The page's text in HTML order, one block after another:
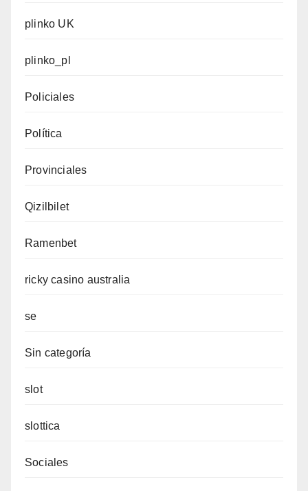
plinko UK
plinko_pl
Policiales
Política
Provinciales
Qizilbilet
Ramenbet
ricky casino australia
se
Sin categoría
slot
slottica
Sociales